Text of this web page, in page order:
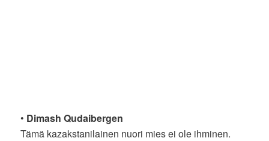
• Dimash Qudaibergen
Tämä kazakstanilainen nuori mies ei ole ihminen.